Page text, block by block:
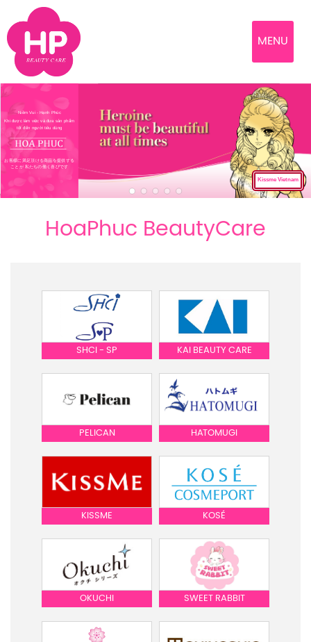
MENU
Niềm Vui - Hạnh Phúc
Khi được làm việc và đưa sản phẩm
tốt đến người tiêu dùng
お客様に満足頂ける商品を提供する
ことが 私たちの働く喜びです
Kissme Vietnam
HoaPhuc BeautyCare
SHCI - SP KAI BEAUTY CARE
PELICAN HATOMUGI
KISSME KOSÉ
OKUCHI SWEET RABBIT